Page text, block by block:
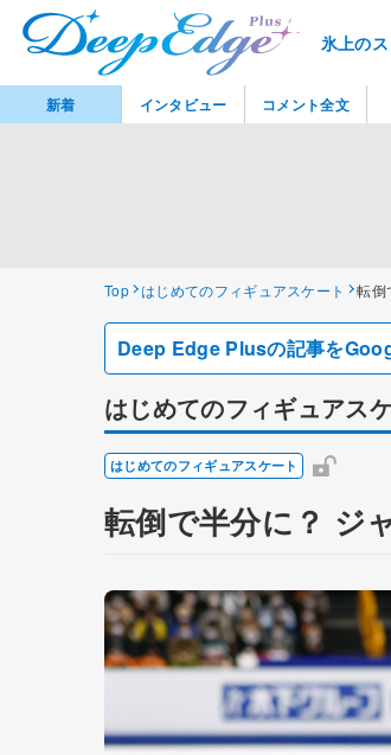
氷上の
Top はじめてのフィギュアスケート 転倒
Deep Edge Plusの記事を
はじめてのフィギュアス
はじめてのフィギュアスケート
転倒で半分に？ ジ
新着 インタビュー コメント全文